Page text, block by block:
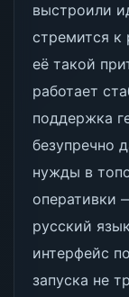
выстроили
стремится к
её такой
работает
поддержка
безупречно
нужды в
оперативки
русский
интерфейс
запуска не